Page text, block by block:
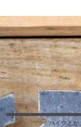
バイクとか